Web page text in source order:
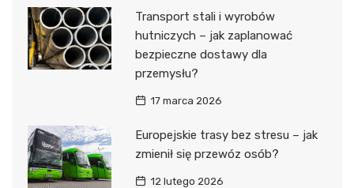
Transport stali i wyrobów
hutniczych – jak zaplanować
bezpieczne dostawy dla
przemysłu?
17 marca 2026
Europejskie trasy bez stresu – jak
zmienił się przewóz osób?
12 lutego 2026